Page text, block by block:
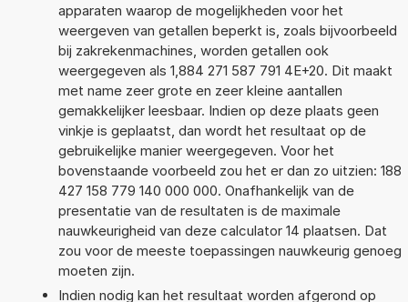
apparaten waarop de mogelijkheden voor het
weergeven van getallen beperkt is, zoals bijvoorbeeld
bij zakrekenmachines, worden getallen ook
weergegeven als 1,884 271 587 791 4E+20. Dit maakt
met name zeer grote en zeer kleine aantallen
gemakkelijker leesbaar. Indien op deze plaats geen
vinkje is geplaatst, dan wordt het resultaat op de
gebruikelijke manier weergegeven. Voor het
bovenstaande voorbeeld zou het er dan zo uitzien: 188
427 158 779 140 000 000. Onafhankelijk van de
presentatie van de resultaten is de maximale
nauwkeurigheid van deze calculator 14 plaatsen. Dat
zou voor de meeste toepassingen nauwkeurig genoeg
moeten zijn.
Indien nodig kan het resultaat worden afgerond op